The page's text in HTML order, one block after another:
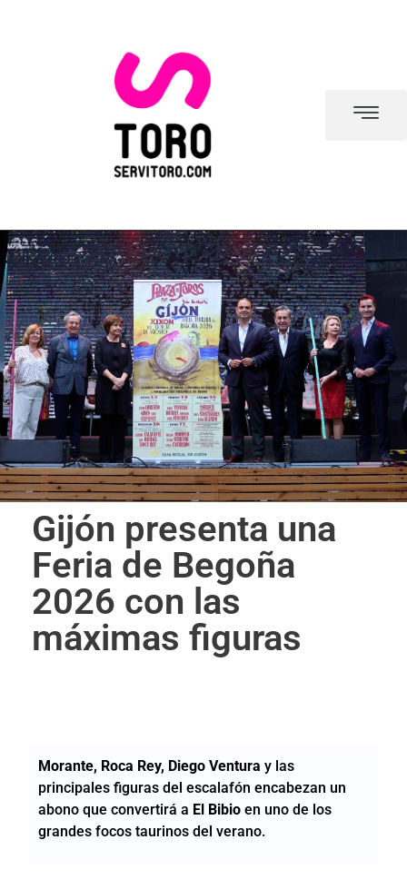
Gijón presenta una
Feria de Begoña
2026 con las
máximas figuras
Morante, Roca Rey, Diego Ventura y las
principales figuras del escalafón encabezan un
abono que convertirá a El Bibio en uno de los
grandes focos taurinos del verano.